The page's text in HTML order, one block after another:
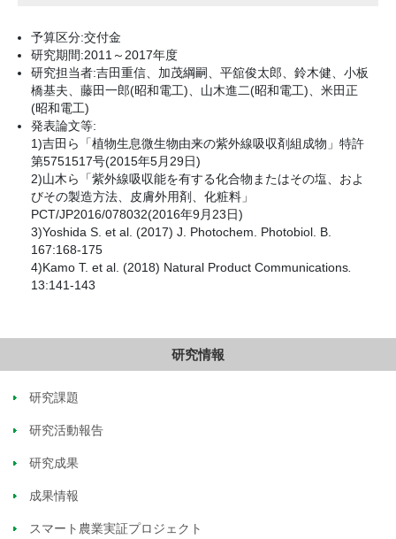
予算区分:交付金
研究期間:2011～2017年度
研究担当者:吉田重信、加茂綱嗣、平舘俊太郎、鈴木健、小板
橋基夫、藤田一郎(昭和電工)、山木進二(昭和電工)、米田正
(昭和電工)
発表論文等:
1)吉田ら「植物生息微生物由来の紫外線吸収剤組成物」特許
第5751517号(2015年5月29日)
2)山木ら「紫外線吸収能を有する化合物またはその塩、およ
びその製造方法、皮膚外用剤、化粧料」
PCT/JP2016/078032(2016年9月23日)
3)Yoshida S. et al. (2017) J. Photochem. Photobiol. B.
167:168-175
4)Kamo T. et al. (2018) Natural Product Communications.
13:141-143
研究情報
研究課題
研究活動報告
研究成果
成果情報
スマート農業実証プロジェクト